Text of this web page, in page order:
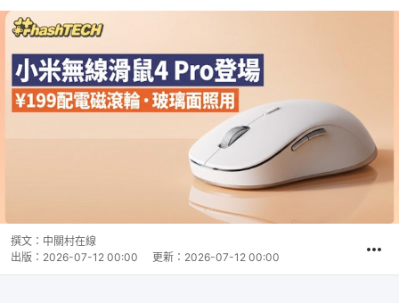
撰文： 中關村在線
出版： 2026-07-12 00:00 更新： 2026-07-12 00:00